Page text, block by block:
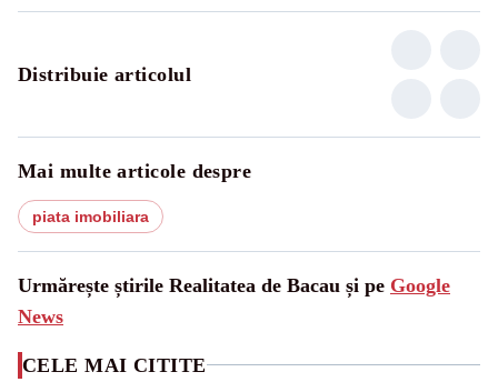
Distribuie articolul
Mai multe articole despre
piata imobiliara
Urmărește știrile Realitatea de Bacau și pe Google
News
CELE MAI CITITE